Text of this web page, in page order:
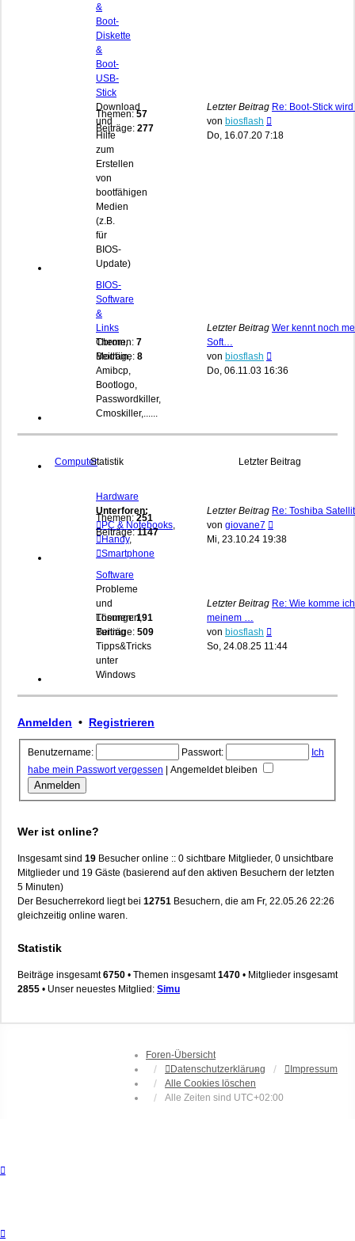
&
Boot-
Diskette
&
Boot-
USB-
Stick
Download
und
Hilfe
zum
Erstellen
von
bootfähigen
Medien
(z.B.
für
BIOS-
Update)
Themen: 57
Beiträge: 277
Letzter Beitrag Re: Boot-Stick
von biosflash
Beitrag
Do, 16.07.20 7:18
BIOS-
Software
&
Links
Cbrom,
Modbin,
Amibcp,
Bootlogo,
Passwordkiller,
Cmoskiller,......
Themen: 7
Beiträge: 8
Letzter Beitrag Wer kennt noch
Soft…
von biosflash
Beitrag
Do, 06.11.03 16:36
ComputerStatistik Letzter Beitrag
Hardware
Unterforen:
PC & Notebooks,
Handy,
Smartphone
Themen: 251
Beiträge:1147
Letzter Beitrag Re: Toshiba
von giovane7
Beitrag
Mi, 23.10.24 19:38
Software
Probleme
und
Lösungen,
Tuning
Tipps&Tricks
unter
Windows
Themen:191
Beiträge: 509
Letzter Beitrag Re: Wie komme
meinem …
von biosflash
Beitrag
So, 24.08.25 11:44
Anmelden • Registrieren
Benutzername: Passwort:
Ich
habe mein Passwort vergessen
Angemeldet bleiben
Wer ist online?
Insgesamt sind 19 Besucher online :: 0 sichtbare Mitglieder, 0 unsichtbare
Mitglieder und 19 Gäste (basierend auf den aktiven Besuchern der letzten
5 Minuten)
Der Besucherrekord liegt bei 12751 Besuchern, die am Fr, 22.05.26 22:26
gleichzeitig online waren.
Statistik
Beiträge insgesamt6750 • Themen insgesamt1470 • Mitglieder insgesamt
2855 • Unser neuestes Mitglied: Simu
Foren-Übersicht
Datenschutzerklärung
Impressum
Alle Cookies löschen
Alle Zeiten sind UTC+02:00